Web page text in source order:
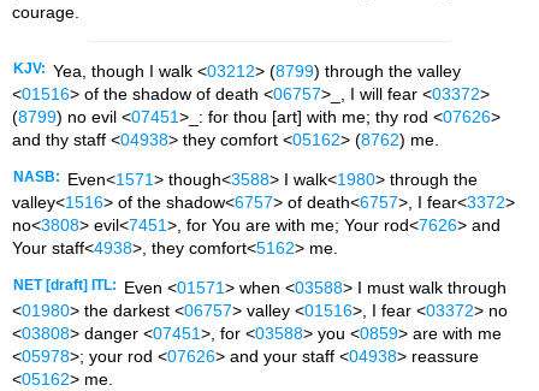
courage.
KJV: Yea, though I walk <03212> (8799) through the valley
<01516> of the shadow of death <06757>_, I will fear <03372>
(8799) no evil <07451>_: for thou [art] with me; thy rod <07626>
and thy staff <04938> they comfort <05162> (8762) me.
NASB: Even<1571> though<3588> I walk<1980> through the
valley<1516> of the shadow<6757> of death<6757>, I fear<3372>
no<3808> evil<7451>, for You are with me; Your rod<7626> and
Your staff<4938>, they comfort<5162> me.
NET [draft] ITL: Even <01571> when <03588> I must walk through
<01980> the darkest <06757> valley <01516>, I fear <03372> no
<03808> danger <07451>, for <03588> you <0859> are with me
<05978>; your rod <07626> and your staff <04938> reassure
<05162> me.